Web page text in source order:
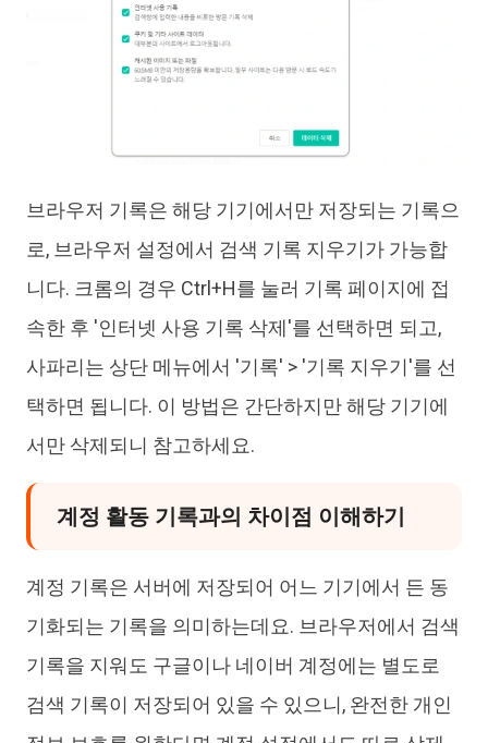
브라우저 기록은 해당 기기에서만 저장되는 기록으
로, 브라우저 설정에서 검색 기록 지우기가 가능합
니다. 크롬의 경우 Ctrl+H를 눌러 기록 페이지에 접
속한 후 '인터넷 사용 기록 삭제'를 선택하면 되고,
사파리는 상단 메뉴에서 '기록' > '기록 지우기'를 선
택하면 됩니다. 이 방법은 간단하지만 해당 기기에
서만 삭제되니 참고하세요.
계정 활동 기록과의 차이점 이해하기
계정 기록은 서버에 저장되어 어느 기기에서 든 동
기화되는 기록을 의미하는데요. 브라우저에서 검색
기록을 지워도 구글이나 네이버 계정에는 별도로
검색 기록이 저장되어 있을 수 있으니, 완전한 개인